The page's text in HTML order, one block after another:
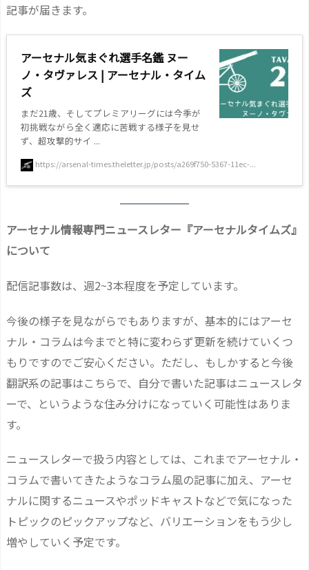
記事が届きます。
アーセナル気まぐれ選手名鑑 ヌー
ノ・タヴァレス | アーセナル・タイム
ズ
まだ21歳、そしてプレミアリーグには今季が
初挑戦ながら全く適応に苦戦する様子を見せ
ず、超攻撃的サイ ...
https://arsenal-times.theletter.jp/posts/a269f750-5367-11ec-...
アーセナル情報専門ニュースレター『アーセナルタイムズ』
について
配信記事数は、週2~3本程度を予定しています。
今後の様子を見ながらでもありますが、基本的にはアーセ
ナル・コラムは今までと特に変わらず更新を続けていくつ
もりですのでご安心ください。ただし、もしかすると今後
翻訳系の記事はこちらで、自分で書いた記事はニュースレタ
ーで、というような住み分けになっていく可能性はありま
す。
ニュースレターで扱う内容としては、これまでアーセナル・
コラムで書いてきたようなコラム風の記事に加え、アーセ
ナルに関するニュースやポッドキャストなどで気になった
トピックのピックアップなど、バリエーションをもう少し
増やしていく予定です。